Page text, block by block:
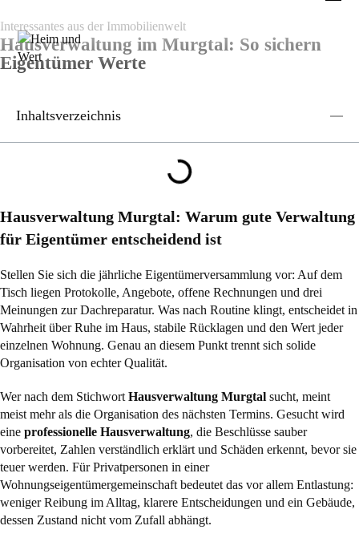
Interessantes aus der Immobilienwelt
Hausverwaltung im Murgtal: So sichern
Eigentümer Werte
Inhaltsverzeichnis
Hausverwaltung Murgtal: Warum gute Verwaltung
für Eigentümer entscheidend ist
Stellen Sie sich die jährliche Eigentümerversammlung vor: Auf dem
Tisch liegen Protokolle, Angebote, offene Rechnungen und drei
Meinungen zur Dachreparatur. Was nach Routine klingt, entscheidet in
Wahrheit über Ruhe im Haus, stabile Rücklagen und den Wert jeder
einzelnen Wohnung. Genau an diesem Punkt trennt sich solide
Organisation von echter Qualität.
Wer nach dem Stichwort Hausverwaltung Murgtal sucht, meint
meist mehr als die Organisation des nächsten Termins. Gesucht wird
eine professionelle Hausverwaltung, die Beschlüsse sauber
vorbereitet, Zahlen verständlich erklärt und Schäden erkennt, bevor sie
teuer werden. Für Privatpersonen in einer
Wohnungseigentümergemeinschaft bedeutet das vor allem Entlastung:
weniger Reibung im Alltag, klarere Entscheidungen und ein Gebäude,
dessen Zustand nicht vom Zufall abhängt.